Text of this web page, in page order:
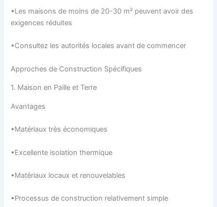
•Les maisons de moins de 20-30 m² peuvent avoir des
exigences réduites
•Consultez les autorités locales avant de commencer
Approches de Construction Spécifiques
1. Maison en Paille et Terre
Avantages
•Matériaux très économiques
•Excellente isolation thermique
•Matériaux locaux et renouvelables
•Processus de construction relativement simple